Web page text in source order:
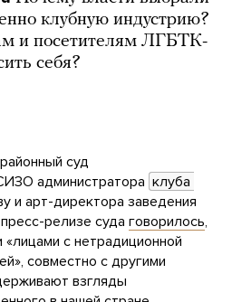
клубную индустрию?
и посетителям ЛГБТК-
себя?
суд
администратора клуба
и арт-директора заведения
релизе суда говорилось,
с нетрадиционной
совместно с другими
взгляды